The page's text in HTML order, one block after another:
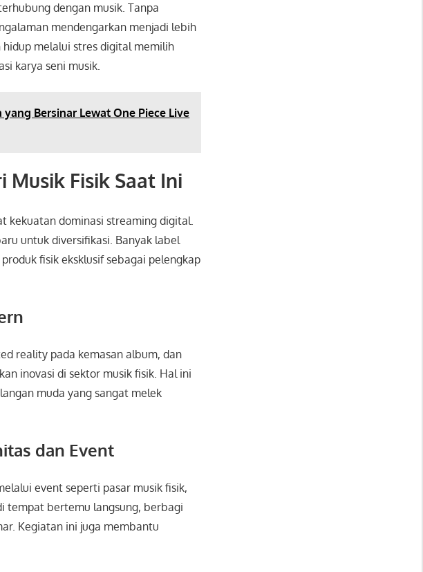
dengan musik. Tanpa
mendengarkan menjadi lebih
hidup melalui stres digital memilih
karya seni musik.
Bersinar Lewat One Piece Live
Fisik Saat Ini
kekuatan dominasi streaming digital.
untuk diversifikasi. Banyak label
fisik eksklusif sebagai pelengkap
reality pada kemasan album, dan
inovasi di sektor musik fisik. Hal ini
muda yang sangat melek
dan Event
event seperti pasar musik fisik,
tempat bertemu langsung, berbagi
Kegiatan ini juga membantu